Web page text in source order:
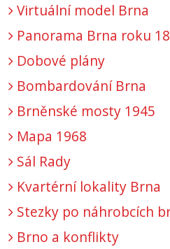
Virtuální model Brna
Panorama Brna roku
Dobové plány
Bombardování Brna
Brněnské mosty 1945
Mapa 1968
Sál Rady
Kvartérní lokality Brna
Stezky po náhrobcích
Brno a konflikty